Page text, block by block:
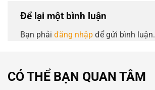
Để lại một bình luận
Bạn phải đăng nhập để gửi bình luận.
CÓ THỂ BẠN QUAN TÂM